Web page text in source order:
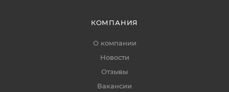
КОМПАНИЯ
О компании
Новости
Отзывы
Вакансии